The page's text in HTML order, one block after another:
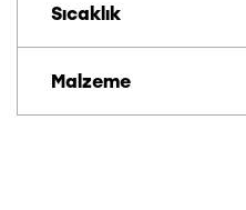
Sıcaklık
Malzeme